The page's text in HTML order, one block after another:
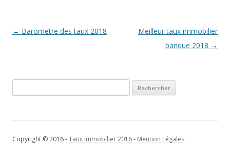
Navigation
← Barometre des taux 2018
Meilleur taux immobilier
banque 2018 →
Copyright © 2016 -Taux Immobilier 2016- Mention Légales